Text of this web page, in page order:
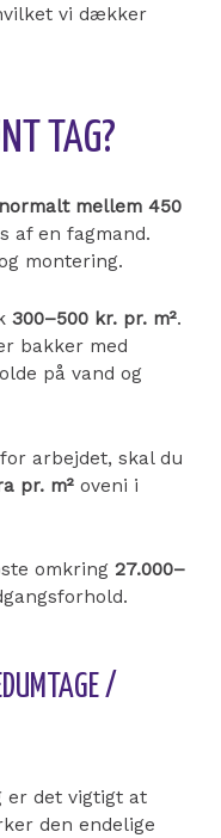
vi dækker
TAG?
mellem 450
af en fagmand.
montering.
300–500 kr. pr. m².
bakker med
på vand og
arbejdet, skal du
pr. m² oveni i
omkring 27.000–
/
er det vigtigt at
den endelige